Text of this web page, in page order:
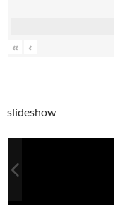
« ‹
slideshow